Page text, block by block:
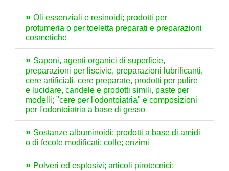
Oli essenziali e resinoidi; prodotti per
profumeria o per toeletta preparati e preparazioni
cosmetiche
Saponi, agenti organici di superficie,
preparazioni per liscivie, preparazioni lubrificanti,
cere artificiali, cere preparate, prodotti per pulire
e lucidare, candele e prodotti simili, paste per
modelli; "cere per l'odontoiatria" e composizioni
per l'odontoiatria a base di gesso
Sostanze albuminoidi; prodotti a base di amidi
o di fecole modificati; colle; enzimi
Polveri ed esplosivi; articoli pirotecnici;